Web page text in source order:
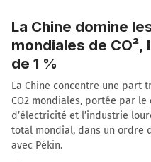
La Chine domine
mondiales de
de 1 %
La Chine concentre une part
CO2 mondiales, portée par
d’électricité et l’industrie
total mondial, dans un ordre
avec Pékin.